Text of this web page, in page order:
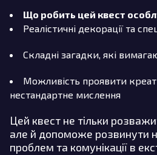
Що робить цей квест
Реалістичні декорації та
Складні загадки, які
Можливість проявити
нестандартне мислення
Цей квест не тільки
але й допоможе розвинути
проблем та комунікації в